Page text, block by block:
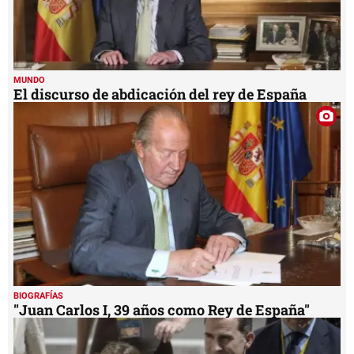
MUNDO
El discurso de abdicación del rey de España
BIOGRAFÍAS
"Juan Carlos I, 39 años como Rey de España"